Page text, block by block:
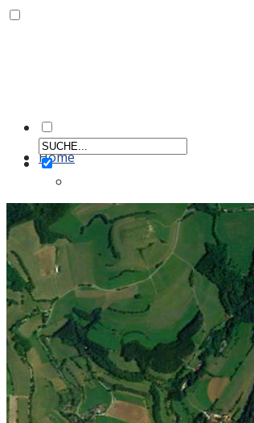
Home
Aktiv
Männer
Einzelportraits Männer 1
Frauen
Einzelportraits Frauen1
Schiedsrichter
Vereinskollektion
Jugend